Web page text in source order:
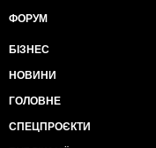
ФОРУМ
БІЗНЕС
НОВИНИ
ГОЛОВНЕ
СПЕЦПРОЄКТИ